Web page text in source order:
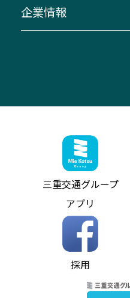
伊勢二見鳥羽周遊バス
「みえブルーライン
神都ライナー
ミジュマルのラッピ
参宮バス
神都バス
パールシャトル
バス情報の見える化
コミュニティバス
バス・タクシー交通広
異常事態発生時のお
桑名・長島温泉・金城
（休止中）
お客様駐車場のご案内
アイコンの説明
インターネット予約
よくあるご質問
お問い合わせ
美し国周遊ばす
自家用自動車車両運行
ザ・バスコレクショ
三重交通公式グッズ
企業情報
ファンコーナー
お問い合わせ
お知らせ・最新情報一
ニュースリリース
お問い合わせ
個人情報保護方針
ソーシャルメディア
ホームページのご利用
Notes for Using this
三重交通グループ
アプリ
採用